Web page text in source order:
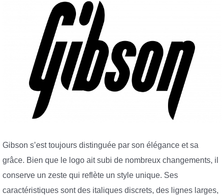
Gibson s’est toujours distinguée par son élégance et sa
grâce. Bien que le logo ait subi de nombreux changements, il
conserve un zeste qui reflète un style unique. Ses
caractéristiques sont des italiques discrets, des lignes larges,